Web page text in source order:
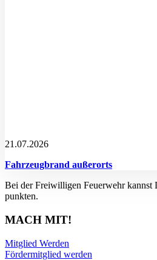
21.07.2026
Fahrzeugbrand außerorts
Bei der Freiwilligen Feuerwehr kannst
punkten.
MACH MIT!
Mitglied Werden
Fördermitglied werden